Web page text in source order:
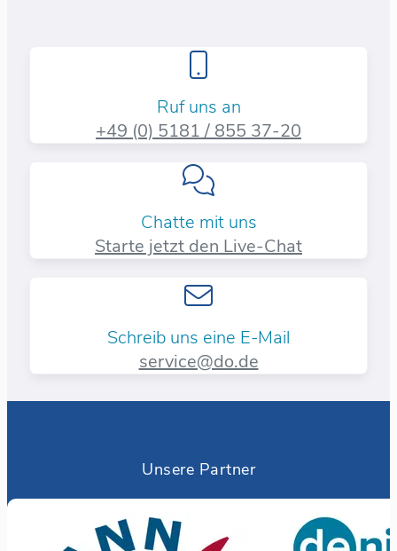
Ruf uns an
+49 (0) 5181 / 855 37-20​
Chatte mit uns
Starte jetzt den Live-Chat
Schreib uns eine E-Mail
service@do.de
Unsere Partner